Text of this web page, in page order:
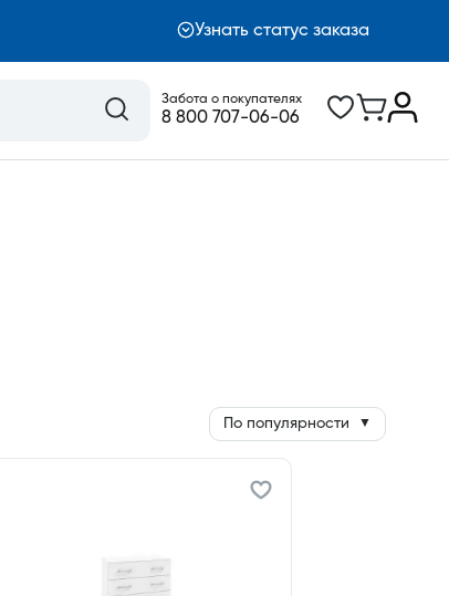
Узнать статус заказа
Забота о покупателях
8 800 707-06-06
По популярности ▼